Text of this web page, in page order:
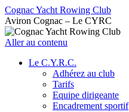
Cognac Yacht Rowing Club
Aviron Cognac – Le CYRC
Aller au contenu
Le C.Y.R.C.
Adhérez au club
Tarifs
Equipe dirigeante
Encadrement sportif